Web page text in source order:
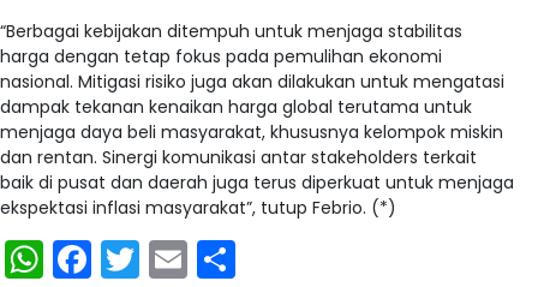
“Berbagai kebijakan ditempuh untuk menjaga stabilitas
harga dengan tetap fokus pada pemulihan ekonomi
nasional. Mitigasi risiko juga akan dilakukan untuk mengatasi
dampak tekanan kenaikan harga global terutama untuk
menjaga daya beli masyarakat, khususnya kelompok miskin
dan rentan. Sinergi komunikasi antar stakeholders terkait
baik di pusat dan daerah juga terus diperkuat untuk menjaga
ekspektasi inflasi masyarakat”, tutup Febrio. (*)
WhatsApp
Facebook
Twitter
Email